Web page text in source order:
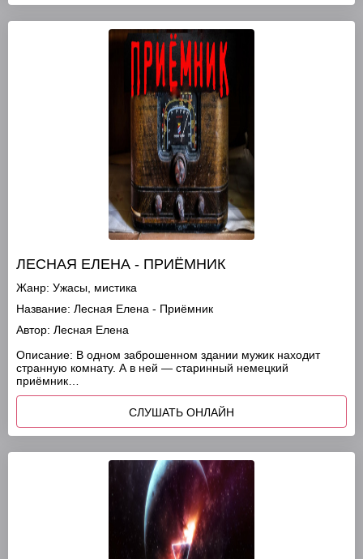
ЛЕСНАЯ ЕЛЕНА - ПРИЁМНИК
Жанр: Ужасы, мистика
Название: Лесная Елена - Приёмник
Автор: Лесная Елена
Описание: В одном заброшенном здании мужик находит
странную комнату. А в ней — старинный немецкий
приёмник…
СЛУШАТЬ ОНЛАЙН